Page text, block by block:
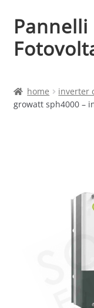
Vai
alla
navigazione
Vai
al
contenuto
Pannelli
Cart
home
inverter
growatt sph4000 –